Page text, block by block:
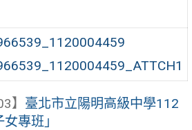
】 臺北市立陽明高級中學112
專班」